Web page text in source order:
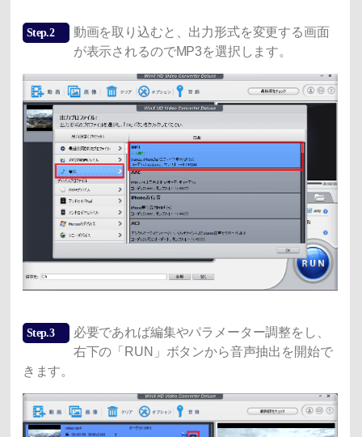
Step.2
動画を取り込むと、出力形式を変更する画面
が表示されるのでMP3を選択します。
Step.3
必要であれば編集やパラメーター調整をし、
右下の「RUN」ボタンから音声抽出を開始で
きます。